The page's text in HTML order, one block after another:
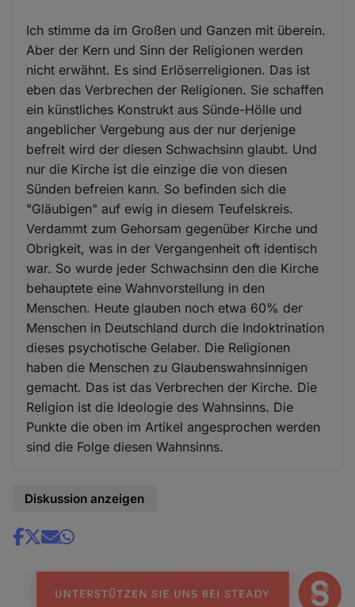
Ich stimme da im Großen und Ganzen mit überein.
Aber der Kern und Sinn der Religionen werden
nicht erwähnt. Es sind Erlöserreligionen. Das ist
eben das Verbrechen der Religionen. Sie schaffen
ein künstliches Konstrukt aus Sünde-Hölle und
angeblicher Vergebung aus der nur derjenige
befreit wird der diesen Schwachsinn glaubt. Und
nur die Kirche ist die einzige die von diesen
Sünden befreien kann. So befinden sich die
"Gläubigen" auf ewig in diesem Teufelskreis.
Verdammt zum Gehorsam gegenüber Kirche und
Obrigkeit, was in der Vergangenheit oft identisch
war. So wurde jeder Schwachsinn den die Kirche
behauptete eine Wahnvorstellung in den
Menschen. Heute glauben noch etwa 60% der
Menschen in Deutschland durch die Indoktrination
dieses psychotische Gelaber. Die Religionen
haben die Menschen zu Glaubenswahnsinnigen
gemacht. Das ist das Verbrechen der Kirche. Die
Religion ist die Ideologie des Wahnsinns. Die
Punkte die oben im Artikel angesprochen werden
sind die Folge diesen Wahnsinns.
Diskussion anzeigen
Share
news